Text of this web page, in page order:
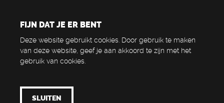
FIJN DAT JE ER BENT
Deze website gebruikt cookies. Door gebruik te maken
van deze website, geef je aan akkoord te zijn met het
gebruik van cookies.
SLUITEN